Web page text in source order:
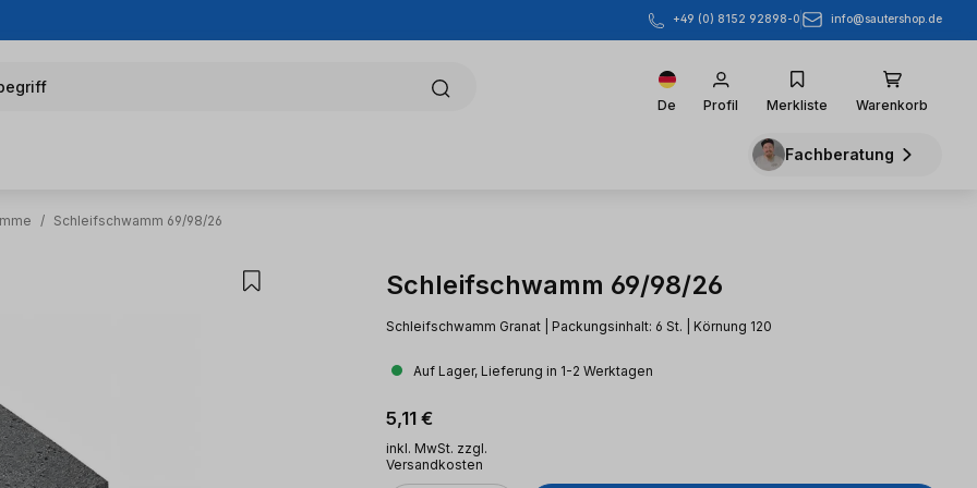
+49 (0) 8152 92898-0 info@sautershop.de
De Profil Merkliste Warenkorb
Fachberatung
/ Schleifschwamm 69/98/26
Schleifschwamm 69/98/26
Schleifschwamm Granat | Packungsinhalt: 6 St. | Körnung 120
Auf Lager, Lieferung in 1-2 Werktagen
Regulärer Preis:
5,11 €
inkl. MwSt. zzgl.
Versandkosten